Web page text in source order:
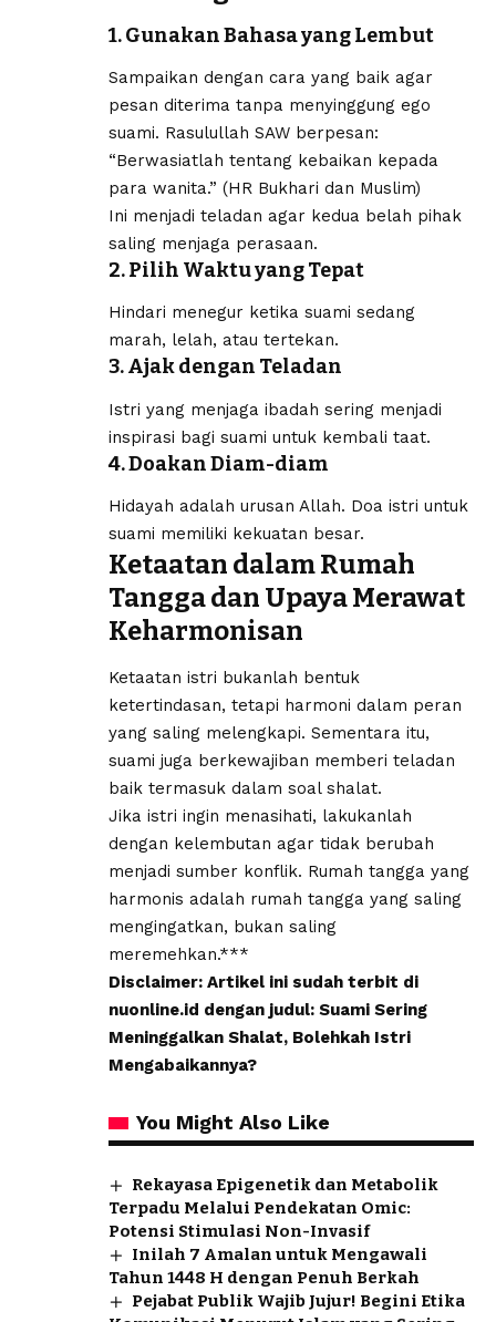
1. Gunakan Bahasa yang Lembut
Sampaikan dengan cara yang baik agar
pesan diterima tanpa menyinggung ego
suami. Rasulullah SAW berpesan:
“Berwasiatlah tentang kebaikan kepada
para wanita.” (HR Bukhari dan Muslim)
Ini menjadi teladan agar kedua belah pihak
saling menjaga perasaan.
2. Pilih Waktu yang Tepat
Hindari menegur ketika suami sedang
marah, lelah, atau tertekan.
3. Ajak dengan Teladan
Istri yang menjaga ibadah sering menjadi
inspirasi bagi suami untuk kembali taat.
4. Doakan Diam-diam
Hidayah adalah urusan Allah. Doa istri untuk
suami memiliki kekuatan besar.
Ketaatan dalam Rumah
Tangga dan Upaya Merawat
Keharmonisan
Ketaatan istri bukanlah bentuk
ketertindasan, tetapi harmoni dalam peran
yang saling melengkapi. Sementara itu,
suami juga berkewajiban memberi teladan
baik termasuk dalam soal shalat.
Jika istri ingin menasihati, lakukanlah
dengan kelembutan agar tidak berubah
menjadi sumber konflik. Rumah tangga yang
harmonis adalah rumah tangga yang saling
mengingatkan, bukan saling
meremehkan.***
Disclaimer: Artikel ini sudah terbit di
nuonline.id dengan judul: Suami Sering
Meninggalkan Shalat, Bolehkah Istri
Mengabaikannya?
You Might Also Like
Rekayasa Epigenetik dan Metabolik
Terpadu Melalui Pendekatan Omic:
Potensi Stimulasi Non-Invasif
Inilah 7 Amalan untuk Mengawali
Tahun 1448 H dengan Penuh Berkah
Pejabat Publik Wajib Jujur! Begini Etika